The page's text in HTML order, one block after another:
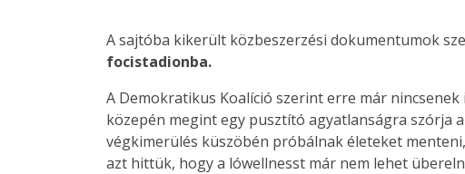
A sajtóba kikerült közbeszerzési dokumentumok
focistadionba.
A Demokratikus Koalíció szerint erre már
közepén megint egy pusztító agyatlanságra szórja
végkimerülés küszöbén próbálnak életeket
azt hittük, hogy a lówellnesst már nem lehet